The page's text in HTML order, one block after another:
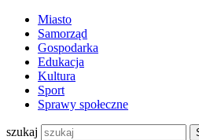
Miasto
Samorząd
Gospodarka
Edukacja
Kultura
Sport
Sprawy społeczne
szukaj